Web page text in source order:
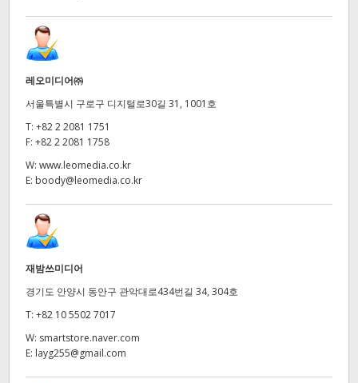
레오미디어㈜
서울특별시 구로구 디지털로30길 31, 1001호
T: +82 2 2081 1751
F: +82 2 2081 1758
W: www.leomedia.co.kr
E: boody@leomedia.co.kr
재밤쓰미디어
경기도 안양시 동안구 관악대로434번길 34, 304호
T: +82 10 5502 7017
W: smartstore.naver.com
E: layg255@gmail.com